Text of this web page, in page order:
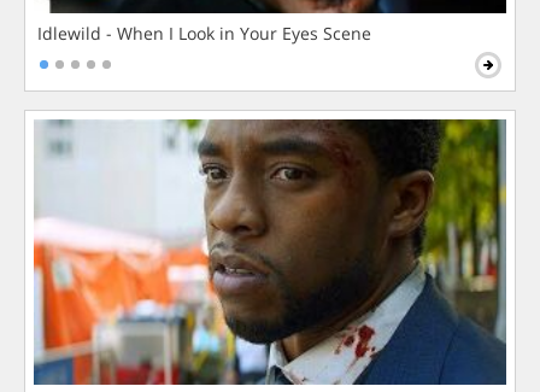
Idlewild - When I Look in Your Eyes Scene